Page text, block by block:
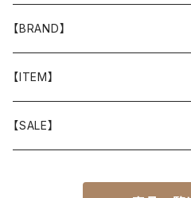
【BRAND】
山と道
T-SHIRT
迷迭香
【ITEM】
WEAR
【SALE】